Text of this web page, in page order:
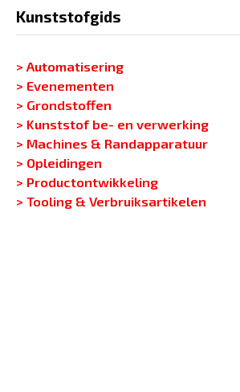
Kunststofgids
> Automatisering
> Evenementen
> Grondstoffen
> Kunststof be- en verwerking
> Machines & Randapparatuur
> Opleidingen
> Productontwikkeling
> Tooling & Verbruiksartikelen